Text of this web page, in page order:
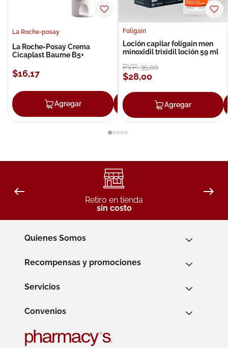
La Roche-posay
La Roche-Posay Crema
Cicaplast Baume B5+
$16,17
Agregar Agregar
Foligain
Loción capilar foligain men
minoxidil trixidil loción 59 ml
PVP:35,00
$28,00
Agregar
Retiro en tienda
sin costo
Quienes Somos
Recompensas y promociones
Servicios
Convenios